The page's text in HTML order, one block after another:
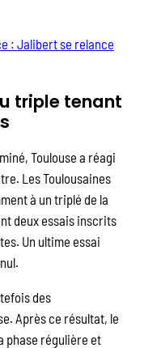
: Jalibert se relance
triple tenant
Toulouse a réagi
Les Toulousaines
à un triplé de la
deux essais inscrits
Un ultime essai
des
Après ce résultat, le
phase régulière et